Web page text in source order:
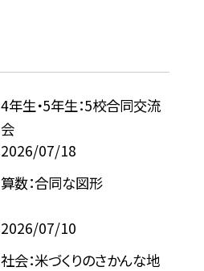
4年生・5年生：5校合同交流
会
2026/07/18
算数：合同な図形
2026/07/10
社会：米づくりのさかんな地